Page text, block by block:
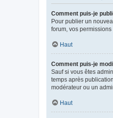
Comment puis-je
Pour publier un
forum, vos
Haut
Comment puis-je
Sauf si vous êtes
temps après
modérateur ou un
Haut